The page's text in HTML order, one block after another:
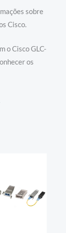
sobre
Cisco.
o Cisco GLC-
os